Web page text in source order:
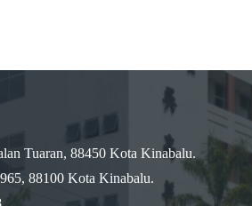
Tuaran, 88450 Kota Kinabalu.
88100 Kota Kinabalu.